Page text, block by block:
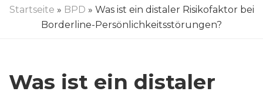
Startseite » BPD » Was ist ein distaler Risikofaktor bei
Borderline-Persönlichkeitsstörungen?
Was ist ein distaler